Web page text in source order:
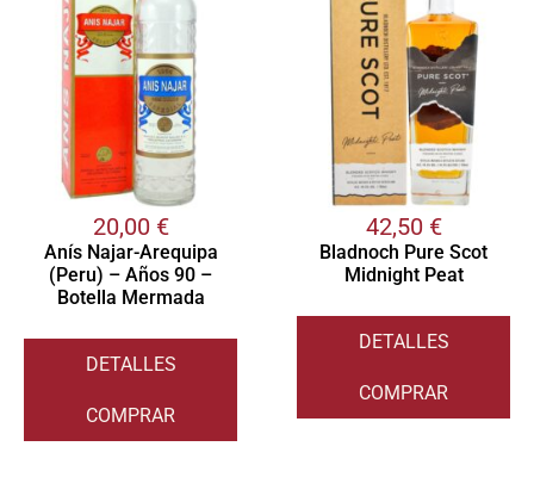
20,00 €
Anís Najar-Arequipa
(Peru) – Años 90 –
Botella Mermada
DETALLES
COMPRAR
42,50 €
Bladnoch Pure Scot
Midnight Peat
DETALLES
COMPRAR